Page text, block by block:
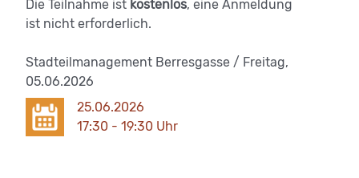
Die Teilnahme ist kostenlos, eine Anmeldung
ist nicht erforderlich.
Stadteilmanagement Berresgasse / Freitag,
05.06.2026
25.06.2026
17:30 - 19:30 Uhr